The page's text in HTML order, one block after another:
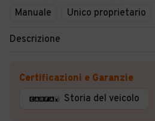
Manuale
Unico proprietario
Descrizione
Certificazioni e Garanzie
Storia del veicolo